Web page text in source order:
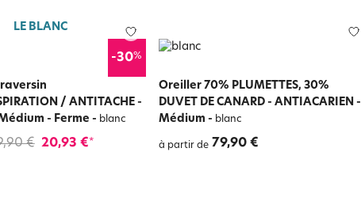
LE BLANC
-30%
/ ANTITACHE -
- Ferme - blanc
€ 20,93 €*
Oreiller 70% PLUMETTES, 30%
DUVET DE CANARD - ANTIACARIEN -
Médium - blanc
à partir de 79,90 €